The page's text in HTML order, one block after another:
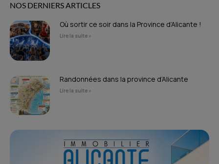
NOS DERNIERS ARTICLES
Où sortir ce soir dans la Province d’Alicante !
Lire la suite »
Randonnées dans la province d’Alicante
Lire la suite »